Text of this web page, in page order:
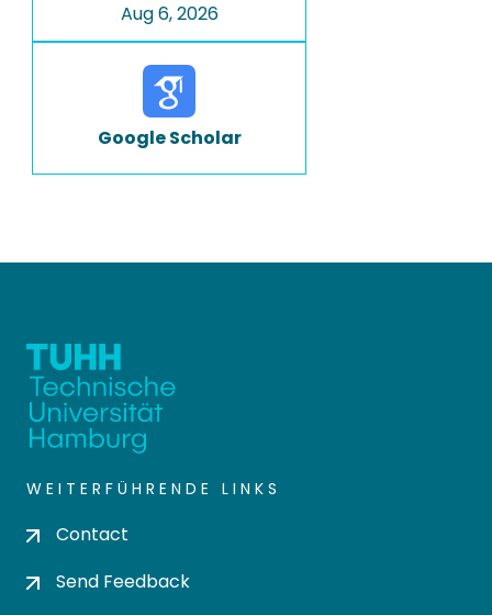
Aug 6, 2026
Google Scholar
WEITERFÜHRENDE LINKS
Contact
Send Feedback